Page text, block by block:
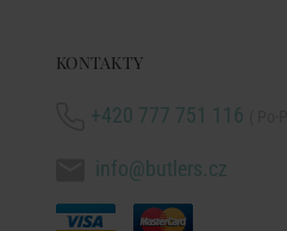
KONTAKTY
+420 777 751 116
info@butlers.cz